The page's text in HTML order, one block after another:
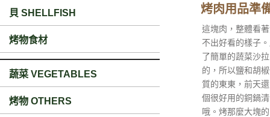
貝 SHELLFISH
烤物食材
蔬菜 VEGETABLES
烤物 OTHERS
烤肉用品準
這塊肉，整體看
不出好看的樣子
了簡單的蔬菜沙
的，所以鹽和胡
質的東東，前天
個很好用的銅鍋
哦。烤那麼大塊